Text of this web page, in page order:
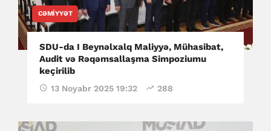
CƏMIYYƏT
SDU-da I Beynəlxalq Maliyyə, Mühasibat,
Audit və Rəqəmsallaşma Simpoziumu
keçirilib
13 Noyabr 2025 19:32 288